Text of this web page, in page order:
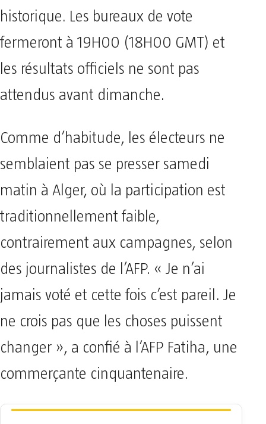
historique. Les bureaux de vote
fermeront à 19H00 (18H00 GMT) et
les résultats officiels ne sont pas
attendus avant dimanche.
Comme d’habitude, les électeurs ne
semblaient pas se presser samedi
matin à Alger, où la participation est
traditionnellement faible,
contrairement aux campagnes, selon
des journalistes de l’AFP. « Je n’ai
jamais voté et cette fois c’est pareil. Je
ne crois pas que les choses puissent
changer », a confié à l’AFP Fatiha, une
commerçante cinquantenaire.